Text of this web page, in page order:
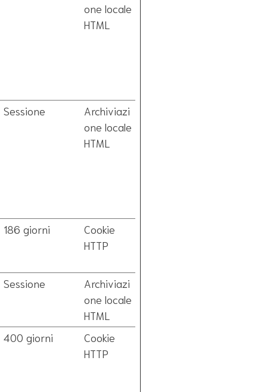
one locale
HTML
Sessione
Archiviazi
one locale
HTML
186 giorni
Cookie
HTTP
Sessione
Archiviazi
one locale
HTML
400 giorni
Cookie
HTTP